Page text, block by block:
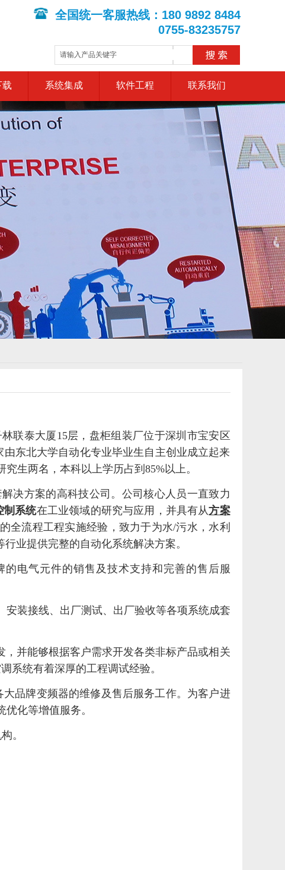
全国统一客服热线：180 9892 8484
0755-83235757
载 系统集成 软件工程 联系我们
联泰大厦15层，盘柜组装厂位于深圳市宝安区
东北大学自动化专业毕业生自主创业成立起来
生两名，本科以上学历占到85%以上。
决方案的高科技公司。公司核心人员一直致力
制系统在工业领域的研究与应用，并具有从方案
的全流程工程实施经验，致力于为水/污水，水利
行业提供完整的自动化系统解决方案。
的电气元件的销售及技术支持和完善的售后服
安装接线、出厂测试、出厂验收等各项系统成套
并能够根据客户需求开发各类非标产品或相关
系统有着深厚的工程调试经验。
大品牌变频器的维修及售后服务工作。为客户进
化等增值服务。
。